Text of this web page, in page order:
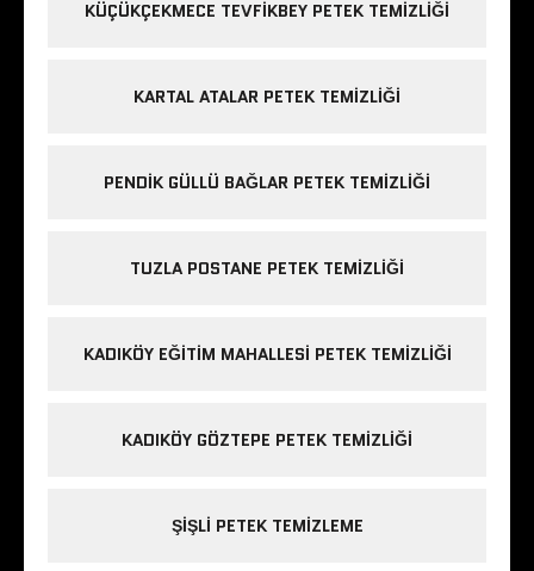
KÜÇÜKÇEKMECE TEVFIKBEY PETEK TEMIZLIĞI
KARTAL ATALAR PETEK TEMIZLIĞI
PENDIK GÜLLÜ BAĞLAR PETEK TEMIZLIĞI
TUZLA POSTANE PETEK TEMIZLIĞI
KADIKÖY EĞITIM MAHALLESI PETEK TEMIZLIĞI
KADIKÖY GÖZTEPE PETEK TEMIZLIĞI
ŞIŞLI PETEK TEMIZLEME